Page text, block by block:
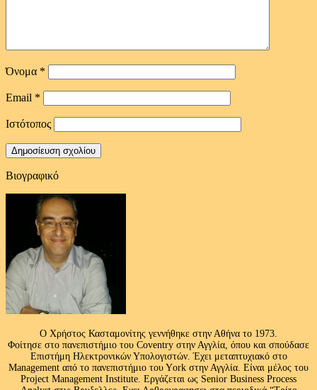
Όνομα *
Email *
Ιστότοπος
Βιογραφικό
Ο Χρήστος Κασταμονίτης γεννήθηκε στην Αθήνα το 1973.
Φοίτησε στο πανεπιστήμιο του Coventry στην Αγγλία, όπου και σπούδασε
Επιστήμη Ηλεκτρονικών Υπολογιστών. Έχει μεταπτυχιακό στο
Management από το πανεπιστήμιο του Υork στην Αγγλία. Είναι μέλος του
Project Management Institute. Εργάζεται ως Senior Business Process